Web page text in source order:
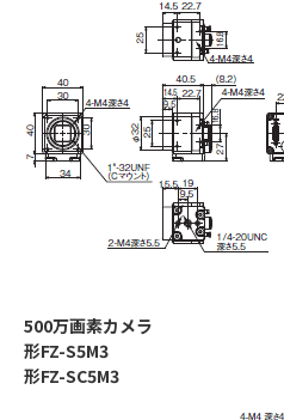
500万画素カメラ
形FZ-S5M3
形FZ-SC5M3